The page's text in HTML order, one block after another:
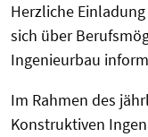
Herzliche
sich über
Ingenieurbau
Im Rahmen des
Konstruktiven